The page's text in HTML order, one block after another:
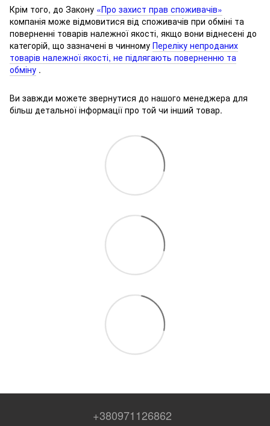
Крім того, до Закону «Про захист прав споживачів»
компанія може відмовитися від споживачів при обміні та
поверненні товарів належної якості, якщо вони віднесені до
категорій, що зазначені в чинному Переліку непроданих
товарів належної якості, не підлягають поверненню та
обміну .
Ви завжди можете звернутися до нашого менеджера для
більш детальної інформації про той чи інший товар.
+380971126862